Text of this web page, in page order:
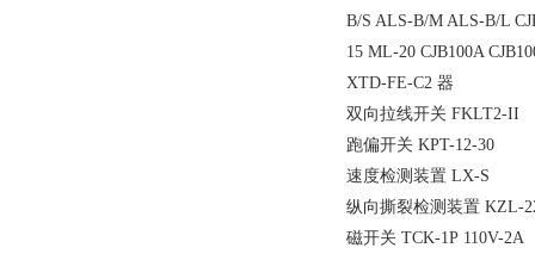
B/S ALS-B/M ALS-B/L
15 ML-20 CJB100A
XTD-FE-C2 器
双向拉线开关 FKLT2-II
跑偏开关 KPT-12-30
速度检测装置 LX-S
纵向撕裂检测装置 KZL-
磁开关 TCK-1P